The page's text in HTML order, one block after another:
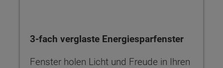
3-fach verglaste Energiesparfenster
Fenster holen Licht und Freude in Ihren